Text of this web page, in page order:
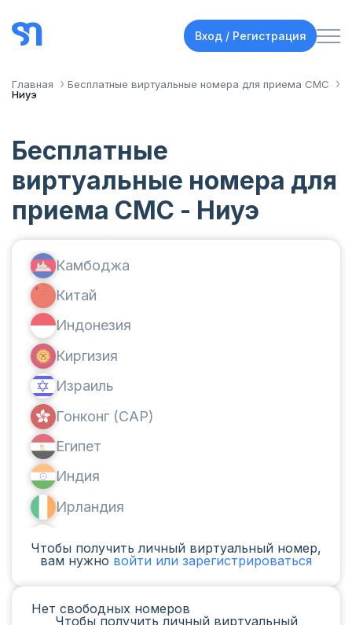
Вход / Регистрация
Главная
Бесплатные виртуальные номера для приема СМС
Ниуэ
Бесплатные
виртуальные номера для
приема СМС - Ниуэ
Камбоджа
Китай
Индонезия
Киргизия
Израиль
Гонконг (САР)
Египет
Индия
Ирландия
Аргентина
Чтобы получить личный виртуальный номер,
вам нужно войти или зарегистрироваться
Нет свободных номеров
Чтобы получить личный виртуальный